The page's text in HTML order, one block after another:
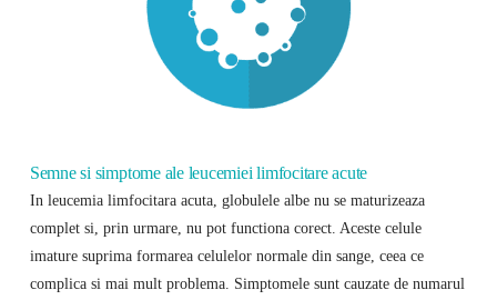
Semne si simptome ale leucemiei limfocitare acute
In leucemia limfocitara acuta, globulele albe nu se maturizeaza
complet si, prin urmare, nu pot functiona corect. Aceste celule
imature suprima formarea celulelor normale din sange, ceea ce
complica si mai mult problema. Simptomele sunt cauzate de numarul